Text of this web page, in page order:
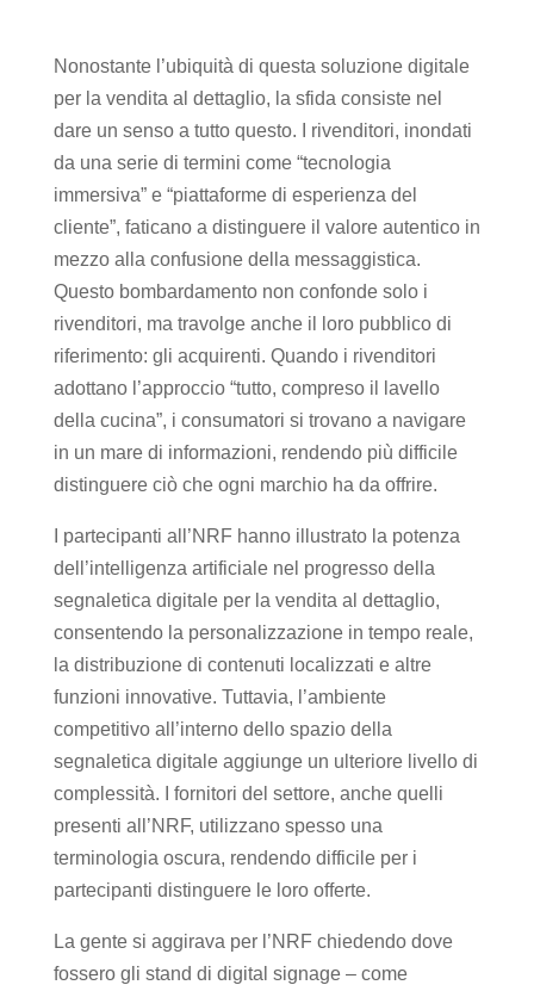
Nonostante l’ubiquità di questa soluzione digitale
per la vendita al dettaglio, la sfida consiste nel
dare un senso a tutto questo. I rivenditori, inondati
da una serie di termini come “tecnologia
immersiva” e “piattaforme di esperienza del
cliente”, faticano a distinguere il valore autentico in
mezzo alla confusione della messaggistica.
Questo bombardamento non confonde solo i
rivenditori, ma travolge anche il loro pubblico di
riferimento: gli acquirenti. Quando i rivenditori
adottano l’approccio “tutto, compreso il lavello
della cucina”, i consumatori si trovano a navigare
in un mare di informazioni, rendendo più difficile
distinguere ciò che ogni marchio ha da offrire.
I partecipanti all’NRF hanno illustrato la potenza
dell’intelligenza artificiale nel progresso della
segnaletica digitale per la vendita al dettaglio,
consentendo la personalizzazione in tempo reale,
la distribuzione di contenuti localizzati e altre
funzioni innovative. Tuttavia, l’ambiente
competitivo all’interno dello spazio della
segnaletica digitale aggiunge un ulteriore livello di
complessità. I fornitori del settore, anche quelli
presenti all’NRF, utilizzano spesso una
terminologia oscura, rendendo difficile per i
partecipanti distinguere le loro offerte.
La gente si aggirava per l’NRF chiedendo dove
fossero gli stand di digital signage – come